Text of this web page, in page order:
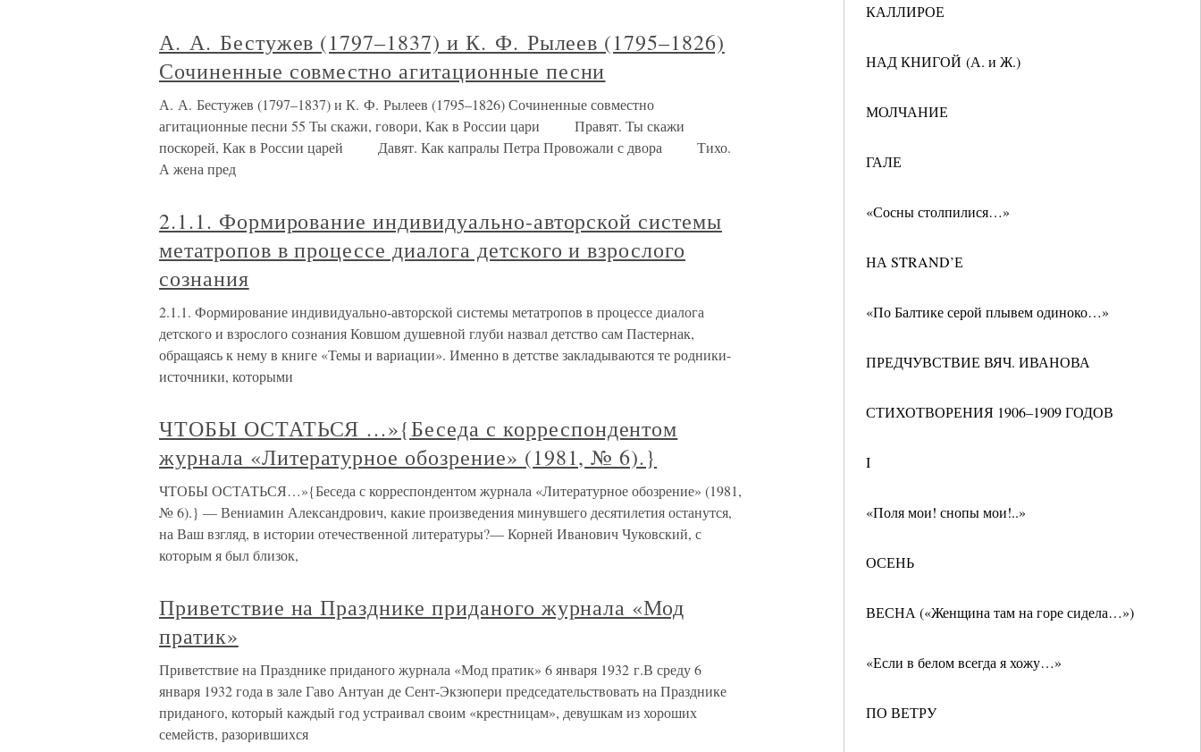
КАЛЛИРОЕ
НАД КНИГОЙ (А. и Ж.)
МОЛЧАНИЕ
ГАЛЕ
«Сосны столпилися…»
НА STRAND’Е
«По Балтике серой плывем одиноко…»
ПРЕДЧУВСТВИЕ ВЯЧ. ИВАНОВА
СТИХОТВОРЕНИЯ 1906–1909 ГОДОВ
I
«Поля мои! снопы мои!..»
ОСЕНЬ
ВЕСНА («Женщина там на горе сидела…»)
«Если в белом всегда я хожу…»
ПО ВЕТРУ
А. А. Бестужев (1797–1837) и К. Ф. Рылеев (1795–1826)
Сочиненные совместно агитационные песни
А. А. Бестужев (1797–1837) и К. Ф. Рылеев (1795–1826) Сочиненные совместно
агитационные песни 55 Ты скажи, говори, Как в России цари Правят. Ты скажи
поскорей, Как в России царей Давят. Как капралы Петра Провожали с двора Тихо.
А жена пред
2.1.1. Формирование индивидуально-авторской системы
метатропов в процессе диалога детского и взрослого
сознания
2.1.1. Формирование индивидуально-авторской системы метатропов в процессе диалога
детского и взрослого сознания Ковшом душевной глуби назвал детство сам Пастернак,
обращаясь к нему в книге «Темы и вариации». Именно в детстве закладываются те родники-
источники, которыми
ЧТОБЫ ОСТАТЬСЯ …»{Беседа с корреспондентом
журнала «Литературное обозрение» (1981, № 6).}
ЧТОБЫ ОСТАТЬСЯ…»{Беседа с корреспондентом журнала «Литературное обозрение» (1981,
№ 6).} — Вениамин Александрович, какие произведения минувшего десятилетия останутся,
на Ваш взгляд, в истории отечественной литературы?— Корней Иванович Чуковский, с
которым я был близок,
Приветствие на Празднике приданого журнала «Мод
пратик»
Приветствие на Празднике приданого журнала «Мод пратик» 6 января 1932 г.В среду 6
января 1932 года в зале Гаво Антуан де Сент-Экзюпери председательствовать на Празднике
приданого, который каждый год устраивал своим «крестницам», девушкам из хороших
семейств, разорившихся